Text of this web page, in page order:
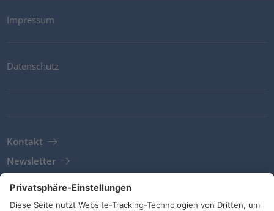
Impressum
Datenschutz
Kontakt
Newsletter
AGB